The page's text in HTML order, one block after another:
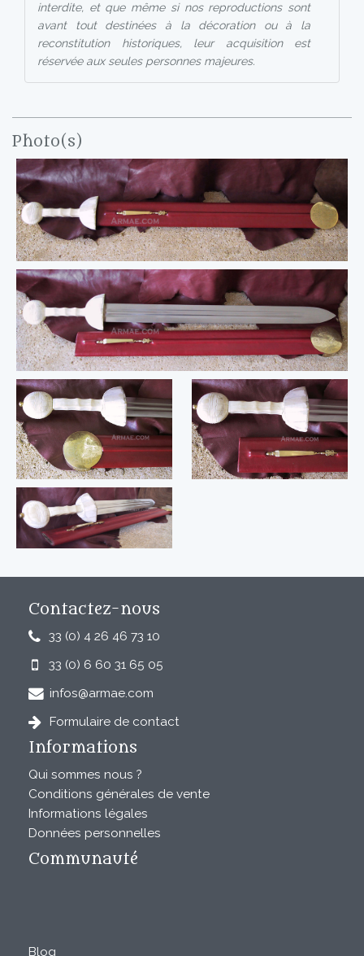
interdite, et que même si nos reproductions sont
avant tout destinées à la décoration ou à la
reconstitution historiques, leur acquisition est
réservée aux seules personnes majeures.
Photo(s)
Contactez-nous
33 (0) 4 26 46 73 10
33 (0) 6 60 31 65 05
infos@armae.com
Formulaire de contact
Informations
Qui sommes nous ?
Conditions générales de vente
Informations légales
Données personnelles
Communauté
Blog